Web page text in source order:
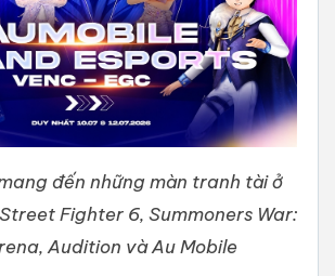
đến những màn tranh tài ở
Fighter 6, Summoners War:
Audition và Au Mobile